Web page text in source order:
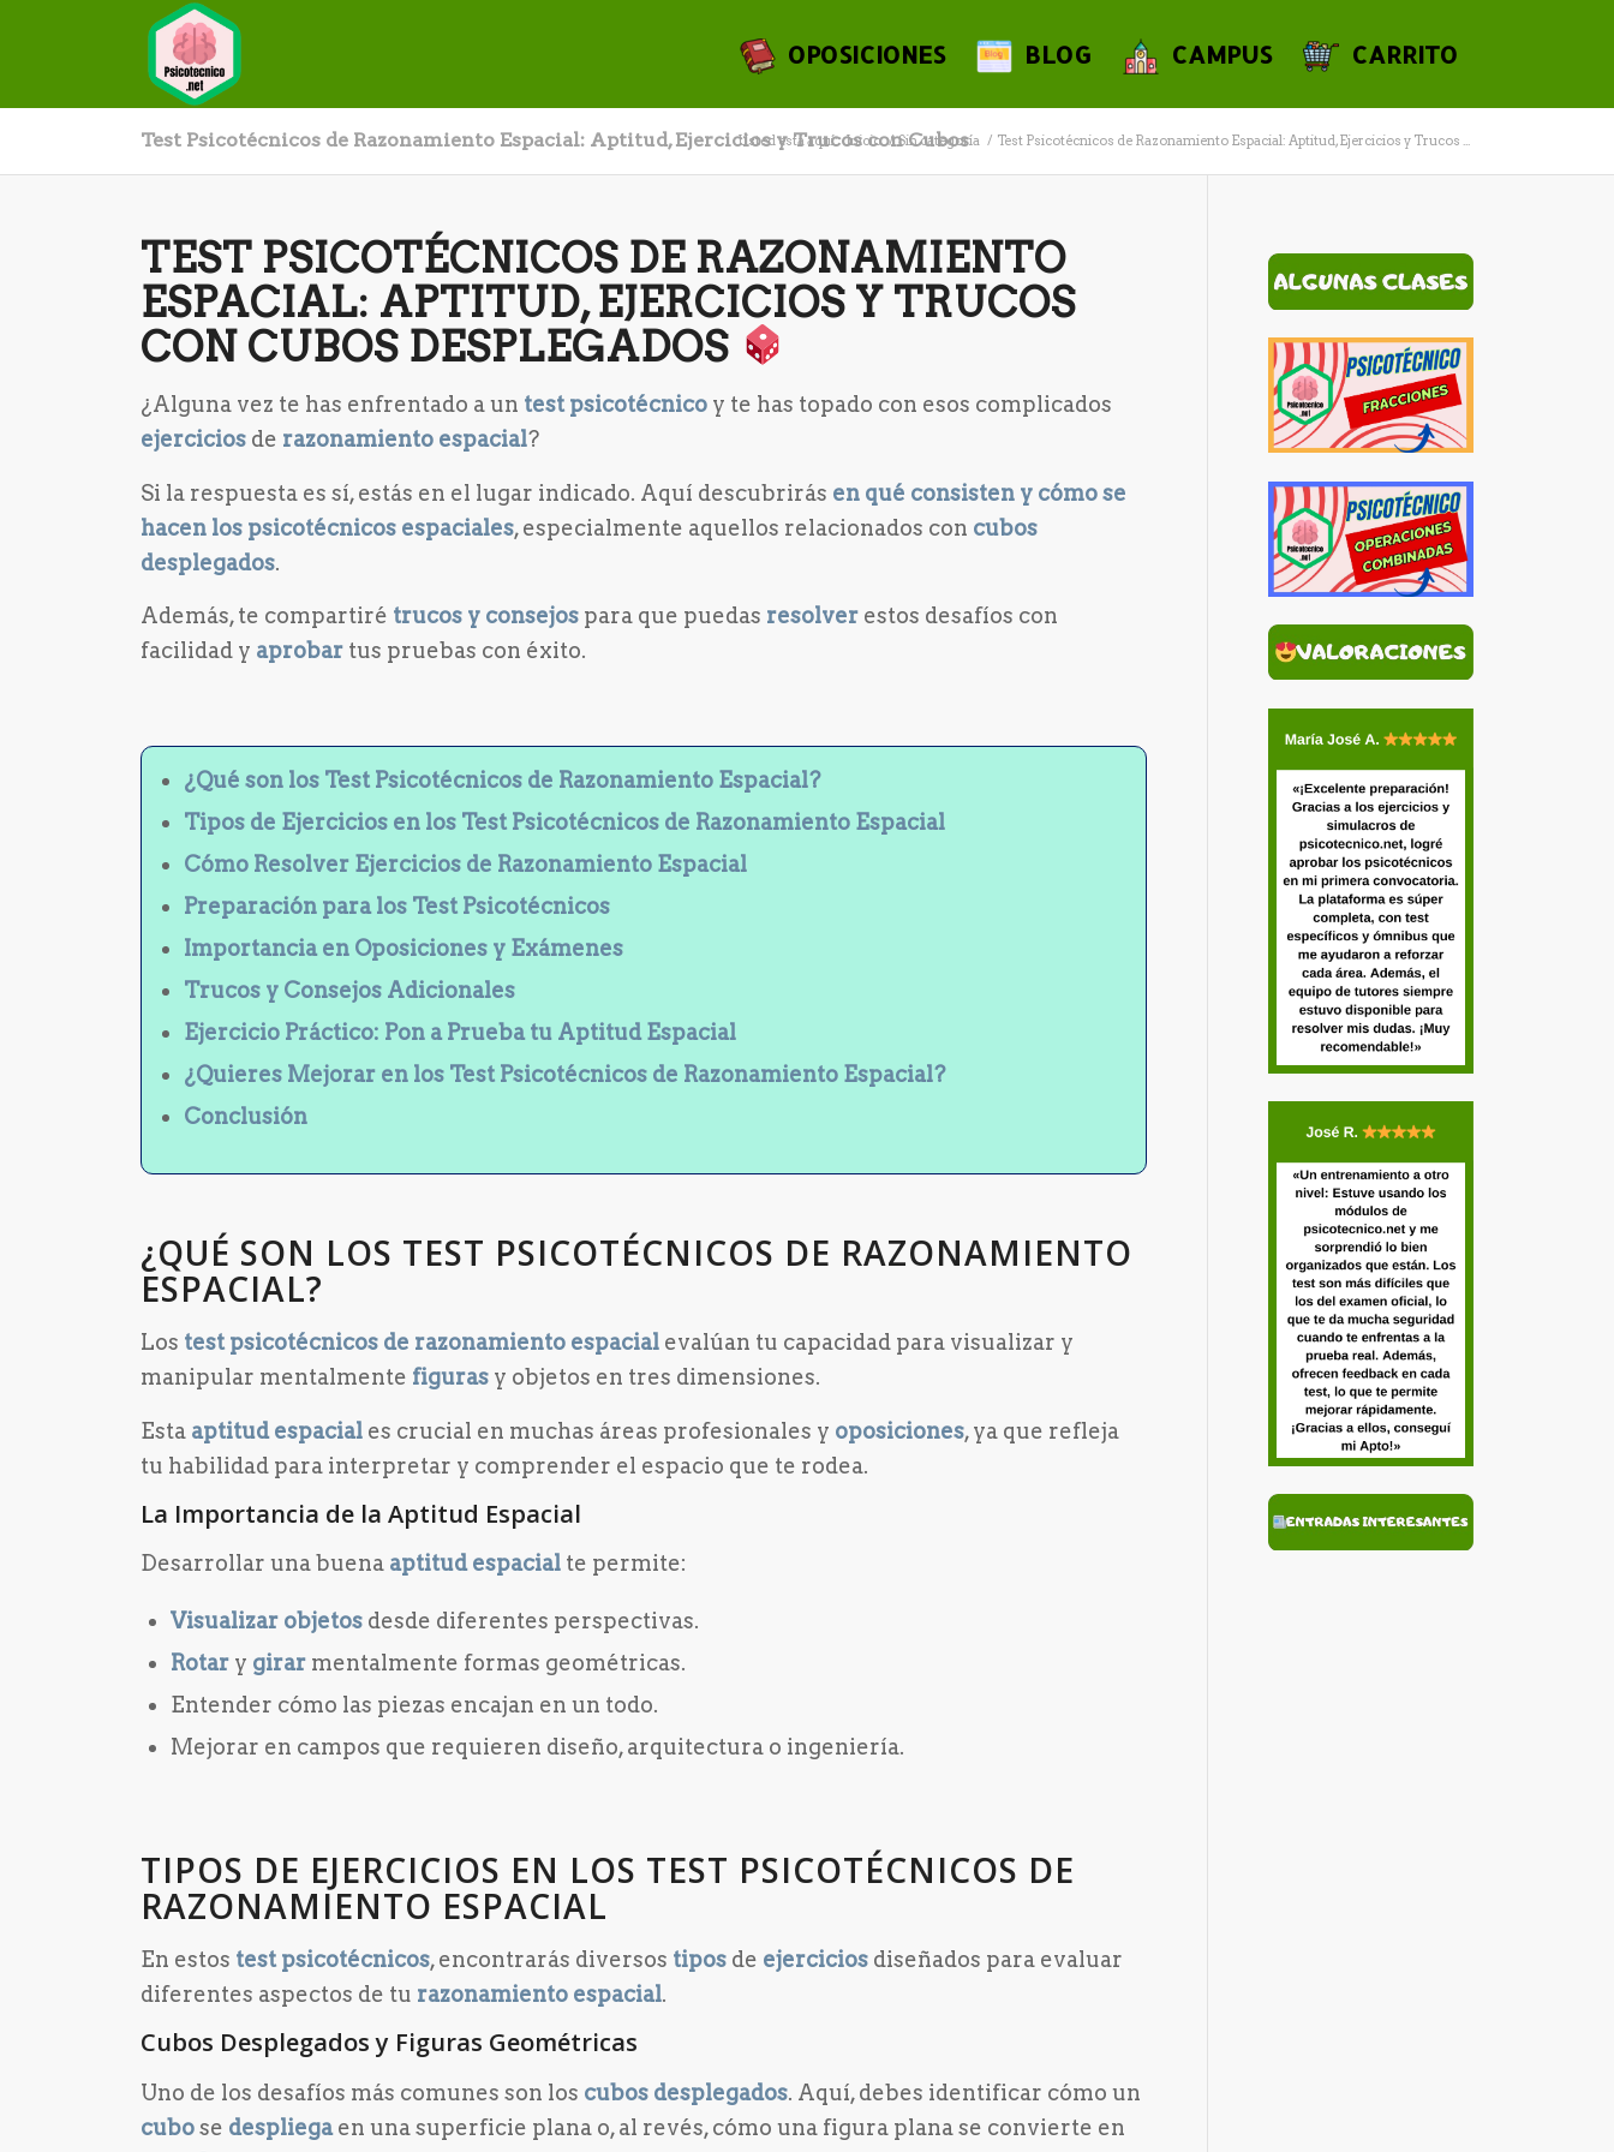
OPOSICIONES BLOG CAMPUS CARRITO
Test Psicotécnicos de Razonamiento Espacial: Aptitud, Ejercicios y Trucos con Cubos
Usted está aquí: Inicio / Sin categoría / Test Psicotécnicos de Razonamiento Espacial: Aptitud, Ejercicios y Trucos ...
TEST PSICOTÉCNICOS DE RAZONAMIENTO
ESPACIAL: APTITUD, EJERCICIOS Y TRUCOS
CON CUBOS DESPLEGADOS
¿Alguna vez te has enfrentado a un test psicotécnico y te has topado con esos complicados
ejercicios de razonamiento espacial?
Si la respuesta es sí, estás en el lugar indicado. Aquí descubrirás en qué consisten y cómo se
hacen los psicotécnicos espaciales, especialmente aquellos relacionados con cubos
desplegados.
Además, te compartiré trucos y consejos para que puedas resolver estos desafíos con
facilidad y aprobar tus pruebas con éxito.
¿Qué son los Test Psicotécnicos de Razonamiento Espacial?
Tipos de Ejercicios en los Test Psicotécnicos de Razonamiento Espacial
Cómo Resolver Ejercicios de Razonamiento Espacial
Preparación para los Test Psicotécnicos
Importancia en Oposiciones y Exámenes
Trucos y Consejos Adicionales
Ejercicio Práctico: Pon a Prueba tu Aptitud Espacial
¿Quieres Mejorar en los Test Psicotécnicos de Razonamiento Espacial?
Conclusión
¿QUÉ SON LOS TEST PSICOTÉCNICOS DE RAZONAMIENTO
ESPACIAL?
Los test psicotécnicos de razonamiento espacial evalúan tu capacidad para visualizar y
manipular mentalmente figuras y objetos en tres dimensiones.
Esta aptitud espacial es crucial en muchas áreas profesionales y oposiciones, ya que refleja
tu habilidad para interpretar y comprender el espacio que te rodea.
La Importancia de la Aptitud Espacial
Desarrollar una buena aptitud espacial te permite:
Visualizar objetos desde diferentes perspectivas.
Rotar y girar mentalmente formas geométricas.
Entender cómo las piezas encajan en un todo.
Mejorar en campos que requieren diseño, arquitectura o ingeniería.
TIPOS DE EJERCICIOS EN LOS TEST PSICOTÉCNICOS DE
RAZONAMIENTO ESPACIAL
En estos test psicotécnicos, encontrarás diversos tipos de ejercicios diseñados para evaluar
diferentes aspectos de tu razonamiento espacial.
Cubos Desplegados y Figuras Geométricas
Uno de los desafíos más comunes son los cubos desplegados. Aquí, debes identificar cómo un
cubose despliegaen una superficie plana o, al revés, cómo una figura plana se convierte en